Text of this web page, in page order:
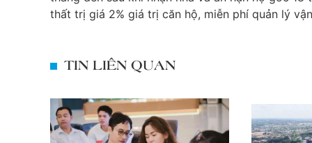
thất trị giá 2% giá trị căn hộ, miễn phí quản lý
TIN LIÊN QUAN
Trong bối cảnh thị
trường bất động sản
Giá